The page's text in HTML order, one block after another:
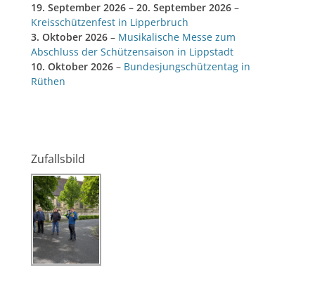
19. September 2026 – 20. September 2026 –
Kreisschützenfest in Lipperbruch
3. Oktober 2026 – Musikalische Messe zum
Abschluss der Schützensaison in Lippstadt
10. Oktober 2026 – Bundesjungschützentag in
Rüthen
Zufallsbild